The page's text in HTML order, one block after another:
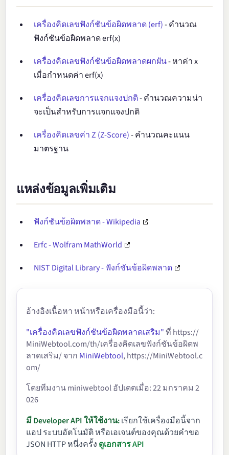
0.065992055
0.983790459
2.1 0.997020533
2.3 0.998856823
2.8 0.999924987 0.000075013
2.9 0.999958902 0.000041098
3.0 0.999977910 0.000022090
3.1
3.2 0.999993974 0.000006026
0.999998478 0.000001522
3.5 0.999999257
เครื่องคิดเลขฟังก์ชันข้อผิดพลาด (erf)- คำนวณ
ฟังก์ชันข้อผิดพลาด erf(x)
เครื่องคิดเลขฟังก์ชันข้อผิดพลาดผกผัน- หาค่า x
เมื่อกำหนดค่า erf(x)
เครื่องคิดเลขการแจกแจงปกติ- คำนวณความน่า
จะเป็นสำหรับการแจกแจงปกติ
เครื่องคิดเลขค่า Z (Z-Score)- คำนวณคะแนน
มาตรฐาน
แหล่งข้อมูลเพิ่มเติม
ฟังก์ชันข้อผิดพลาด - Wikipedia
Erfc - Wolfram MathWorld
NIST Digital Library - ฟังก์ชันข้อผิดพลาด
อ้างอิงเนื้อหา หน้าหรือเครื่องมือนี้ว่า:
"เครื่องคิดเลขฟังก์ชันข้อผิดพลาดเสริม"ที่ https://
MiniWebtool.com/th/เครื่องคิดเลขฟังก์ชันข้อผิดพ
ลาดเสริม/ จาก MiniWebtool, https://MiniWebtool.c
om/
โดยทีมงาน miniwebtool อัปเดตเมื่อ: 22 มกราคม 2
026
มี Developer API ให้ใช้งาน:เรียกใช้เครื่องมือนี้จาก
แอป ระบบอัตโนมัติ หรือเอเจนต์ของคุณด้วยคำขอ
JSON HTTP หนึ่งครั้ง ดูเอกสาร API